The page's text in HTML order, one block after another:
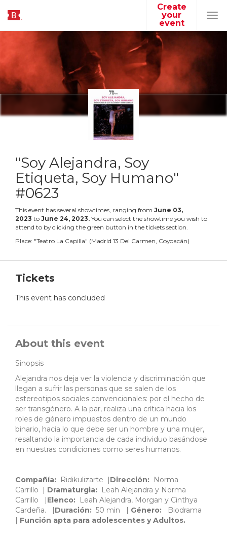
Create
your
event
"Soy Alejandra, Soy
Etiqueta, Soy Humano"
#0623
This event has several showtimes, ranging from June 03,
2023 to June 24, 2023. You can select the showtime you wish to
attend to by clicking the green button in the tickets section.
Place: "Teatro La Capilla" (Madrid 13 Del Carmen, Coyoacán)
Tickets
This event has concluded
About this event
Sinopsis
Alejandra nos deja ver la violencia y discriminación que
llegan a sufrir las personas que se salen de los
estereotipos sociales convencionales: por el hecho de
ser transgénero. A la par, realiza una crítica hacia los
roles de género impuestos dentro de un mundo
binario, hacia lo que debe ser un hombre y una mujer,
resaltando la importancia de cada individuo basándose
en nuestras condiciones como seres humanos.
Compañía: Ridikulizarte | Dirección:
Norma
Carrillo
Dramaturgia:
Leah Alejandra y Norma
Carrillo | Elenco:
Leah Alejandra, Morgan y Cinthya
Cardeña.
Duración: 50 min Género:
Biodrama
Función apta para adolescentes y Adultos.